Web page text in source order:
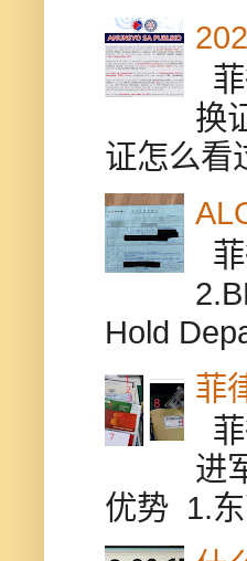
换
证怎么看
Hold
菲
进
优势 1.